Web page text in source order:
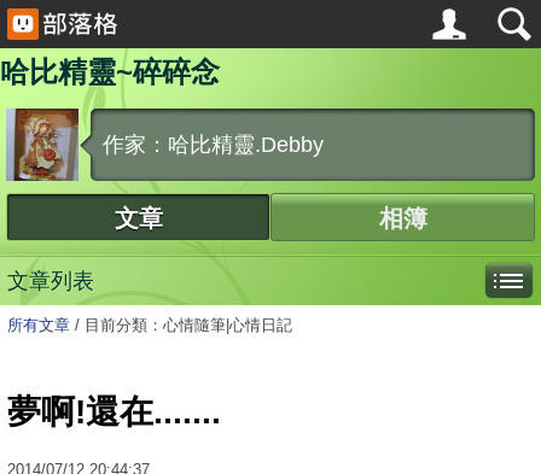
哈比精靈~碎碎念
作家：哈比精靈.Debby
文章 相簿
文章列表
所有文章 / 目前分類：心情隨筆|心情日記
夢啊!還在.......
2014/07/12 20:44:37